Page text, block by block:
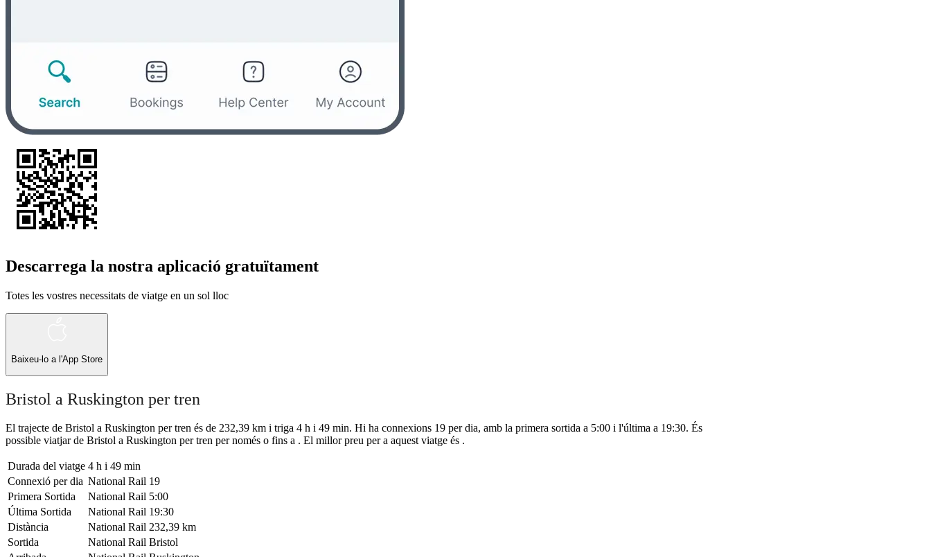
Descarrega la nostra aplicació gratuïtament
Totes les vostres necessitats de viatge en un sol lloc
Baixeu-lo a l'App Store
Bristol a Ruskington per tren
El trajecte de Bristol a Ruskington per tren és de 232,39 km i triga 4 h i 49 min. Hi ha connexions 19 per dia, amb la primera sortida a 5:00 i l'última a 19:30. És
possible viatjar de Bristol a Ruskington per tren per només o fins a . El millor preu per a aquest viatge és .
Durada del viatge 4 h i 49 min
Connexió per dia National Rail 19
Primera Sortida
National Rail 5:00
Última Sortida
National Rail 19:30
Distància
National Rail 232,39 km
Sortida
National Rail Bristol